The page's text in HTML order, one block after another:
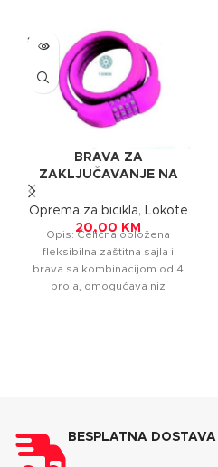
SOLD
OUT
BRAVA ZA
ZAKLJUČAVANJE NA
10X1000MM SPIRALNA
PINK
Oprema za bicikla, Lokote
20,00 KM
Opis: Čelična obložena
fleksibilna zaštitna sajla i
brava sa kombinacijom od 4
broja, omogućava niz
BESPLATNA DOSTAVA